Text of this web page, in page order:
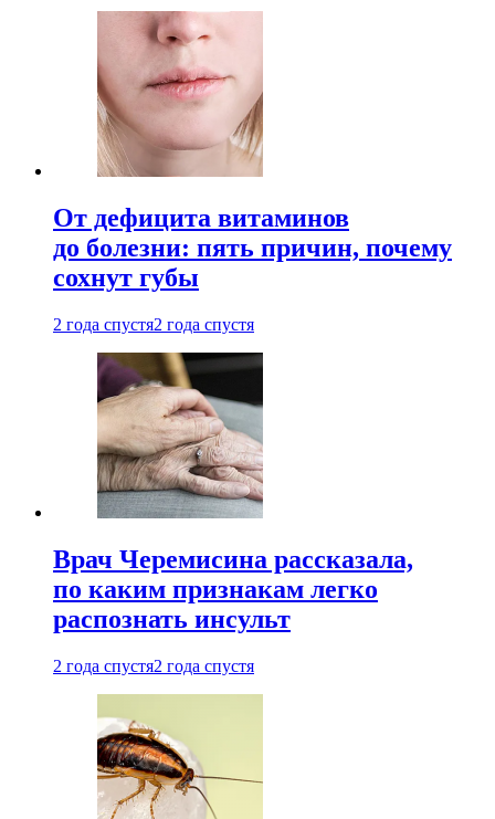
От дефицита витаминов
до болезни: пять причин, почему
сохнут губы
2 года спустя2 года спустя
Врач Черемисина рассказала,
по каким признакам легко
распознать инсульт
2 года спустя2 года спустя